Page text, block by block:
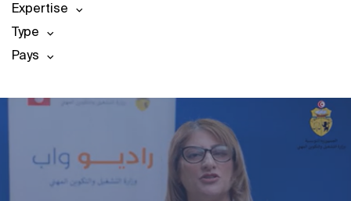
Expertise
Type
Pays